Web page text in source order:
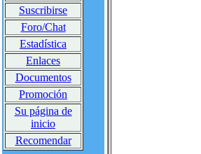
Suscribirse
Foro/Chat
Estadística
Enlaces
Documentos
Promoción
Su página de
inicio
Recomendar